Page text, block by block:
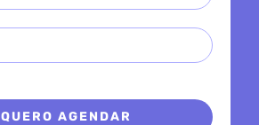
QUERO AGENDAR